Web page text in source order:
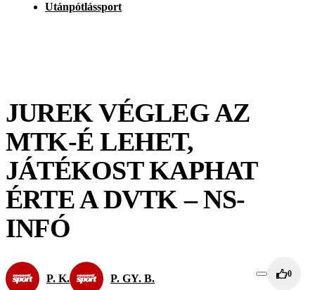
Utánpótlássport
JUREK VÉGLEG AZ
MTK-É LEHET,
JÁTÉKOST KAPHAT
ÉRTE A DVTK – NS-
INFÓ
P. K. P. GY. B. 0